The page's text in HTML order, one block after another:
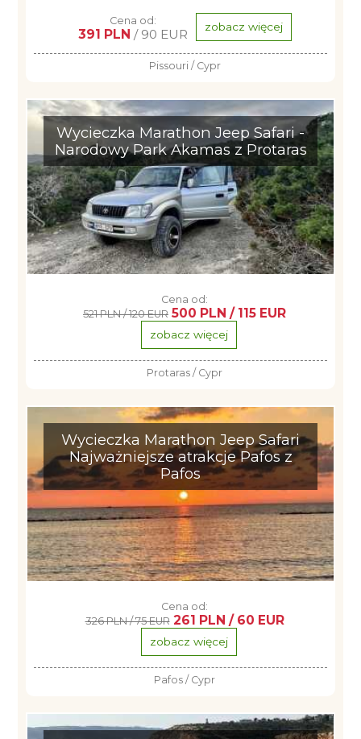
Cena od:
391 PLN / 90 EUR zobacz więcej
Pissouri / Cypr
Wycieczka Marathon Jeep Safari -
Narodowy Park Akamas z Protaras
Cena od:
521 PLN / 120 EUR 500 PLN / 115 EUR
zobacz więcej
Protaras / Cypr
Wycieczka Marathon Jeep Safari
Najważniejsze atrakcje Pafos z
Pafos
Cena od:
326 PLN / 75 EUR 261 PLN / 60 EUR
zobacz więcej
Pafos / Cypr